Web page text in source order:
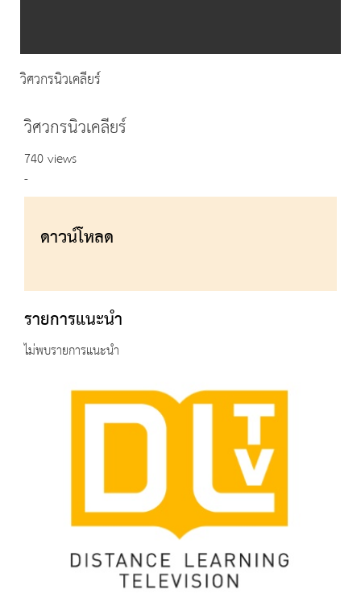
วิศวกรนิวเคลียร์
วิศวกรนิวเคลียร์
740 views
-
ดาวน์โหลด
รายการแนะนำ
ไม่พบรายการแนะนำ